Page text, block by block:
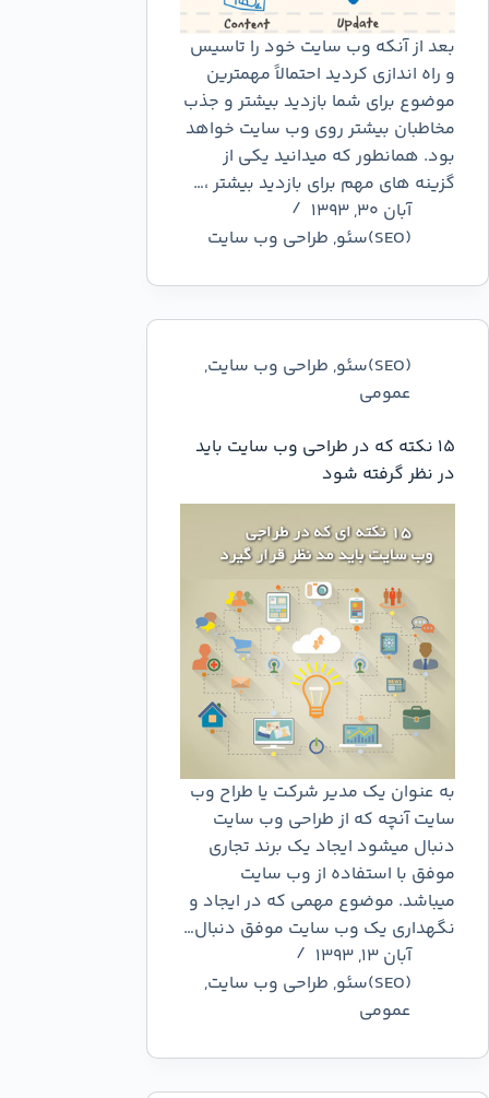
بعد از آنکه وب سایت خود را تاسیس
و راه اندازی کردید احتمالاً مهمترین
موضوع برای شما بازدید بیشتر و جذب
مخاطبان بیشتر روی وب سایت خواهد
بود. همانطور که میدانید یکی از
گزینه های مهم برای بازدید بیشتر ،…
آبان ۳۰, ۱۳۹۳
(SEO)سئو
, طراحی وب سایت
(SEO)سئو , طراحی وب سایت,
عمومي
15 نکته که در طراحی وب سایت باید
در نظر گرفته شود
به عنوان یک مدیر شرکت یا طراح وب
سایت آنچه که از طراحی وب سایت
دنبال میشود ایجاد یک برند تجاری
موفق با استفاده از وب سایت
میباشد. موضوع مهمی که در ایجاد و
نگهداری یک وب سایت موفق دنبال…
آبان ۱۳, ۱۳۹۳
(SEO)سئو
, طراحی وب سایت,
عمومي